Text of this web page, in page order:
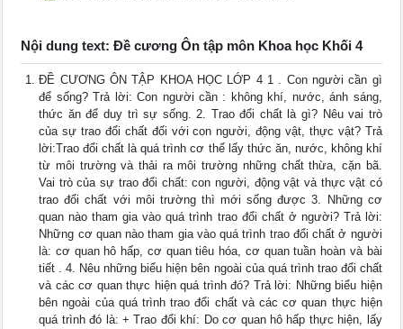
Nội dung text: Đề cương Ôn tập môn Khoa học Khối 4
ĐỀ CƯƠNG ÔN TẬP KHOA HỌC LỚP 4 1 . Con người cần gì
để sống? Trả lời: Con người cần : không khí, nước, ánh sáng,
thức ăn để duy trì sự sống. 2. Trao đổi chất là gì? Nêu vai trò
của sự trao đổi chất đối với con người, động vật, thực vật? Trả
lời:Trao đổi chất là quá trình cơ thể lấy thức ăn, nước, không khí
từ môi trường và thải ra môi trường những chất thừa, cặn bã.
Vai trò của sự trao đổi chất: con người, động vật và thực vật có
trao đổi chất với môi trường thì mới sống được 3. Những cơ
quan nào tham gia vào quá trình trao đổi chất ở người? Trả lời:
Những cơ quan nào tham gia vào quá trình trao đổi chất ở người
là: cơ quan hô hấp, cơ quan tiêu hóa, cơ quan tuần hoàn và bài
tiết . 4. Nêu những biểu hiện bên ngoài của quá trình trao đổi chất
và các cơ quan thực hiện quá trình đó? Trả lời: Những biểu hiện
bên ngoài của quá trình trao đổi chất và các cơ quan thực hiện
quá trình đó là: + Trao đổi khí: Do cơ quan hô hấp thực hiện, lấy